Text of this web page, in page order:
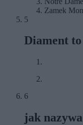
Zamek
5
Diament
6
jak